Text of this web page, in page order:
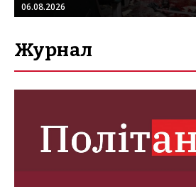
06.08.2026
Журнал